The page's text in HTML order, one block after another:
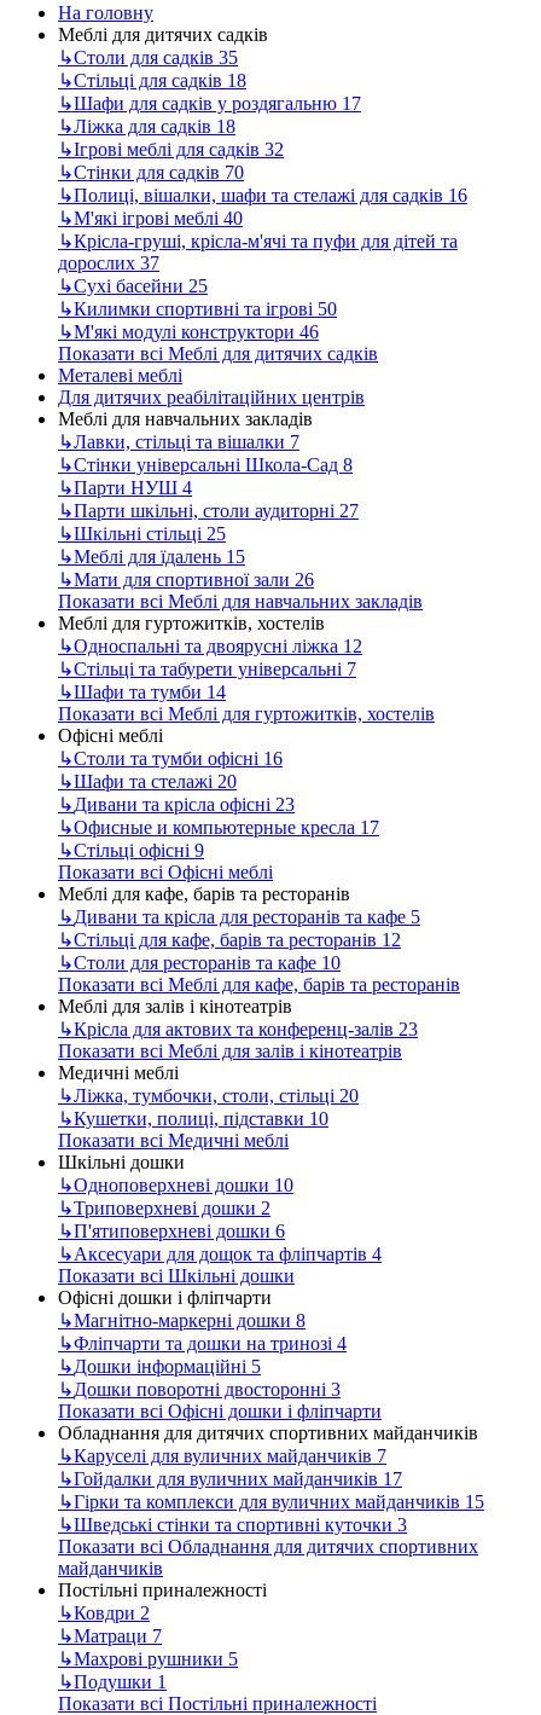
На головну
Меблі для дитячих садків
↳Столи для садків 35
↳Стільці для садків 18
↳Шафи для садків у роздягальню 17
↳Ліжка для садків 18
↳Ігрові меблі для садків 32
↳Стінки для садків 70
↳Полиці, вішалки, шафи та стелажі для садків 16
↳М'які ігрові меблі 40
↳Крісла-груші, крісла-м'ячі та пуфи для дітей та
дорослих 37
↳Сухі басейни 25
↳Килимки спортивні та ігрові 50
↳М'які модулі конструктори 46
Показати всі Меблі для дитячих садків
Металеві меблі
Для дитячих реабілітаційних центрів
Меблі для навчальних закладів
↳Лавки, стільці та вішалки 7
↳Стінки універсальні Школа-Сад 8
↳Парти НУШ 4
↳Парти шкільні, столи аудиторні 27
↳Шкільні стільці 25
↳Меблі для їдалень 15
↳Мати для спортивної зали 26
Показати всі Меблі для навчальних закладів
Меблі для гуртожитків, хостелів
↳Односпальні та двоярусні ліжка 12
↳Стільці та табурети універсальні 7
↳Шафи та тумби 14
Показати всі Меблі для гуртожитків, хостелів
Офісні меблі
↳Столи та тумби офісні 16
↳Шафи та стелажі 20
↳Дивани та крісла офісні 23
↳Офисные и компьютерные кресла 17
↳Стільці офісні 9
Показати всі Офісні меблі
Меблі для кафе, барів та ресторанів
↳Дивани та крісла для ресторанів та кафе 5
↳Стільці для кафе, барів та ресторанів 12
↳Столи для ресторанів та кафе 10
Показати всі Меблі для кафе, барів та ресторанів
Меблі для залів і кінотеатрів
↳Крісла для актових та конференц-залів 23
Показати всі Меблі для залів і кінотеатрів
Медичні меблі
↳Ліжка, тумбочки, столи, стільці 20
↳Кушетки, полиці, підставки 10
Показати всі Медичні меблі
Шкільні дошки
↳Одноповерхневі дошки 10
↳Триповерхневі дошки 2
↳П'ятиповерхневі дошки 6
↳Аксесуари для дощок та фліпчартів 4
Показати всі Шкільні дошки
Офісні дошки і фліпчарти
↳Магнітно-маркерні дошки 8
↳Фліпчарти та дошки на тринозі 4
↳Дошки інформаційні 5
↳Дошки поворотні двосторонні 3
Показати всі Офісні дошки і фліпчарти
Обладнання для дитячих спортивних майданчиків
↳Каруселі для вуличних майданчиків 7
↳Гойдалки для вуличних майданчиків 17
↳Гірки та комплекси для вуличних майданчиків 15
↳Шведські стінки та спортивні куточки 3
Показати всі Обладнання для дитячих спортивних
майданчиків
Постільні приналежності
↳Ковдри 2
↳Матраци 7
↳Махрові рушники 5
↳Подушки 1
Показати всі Постільні приналежності